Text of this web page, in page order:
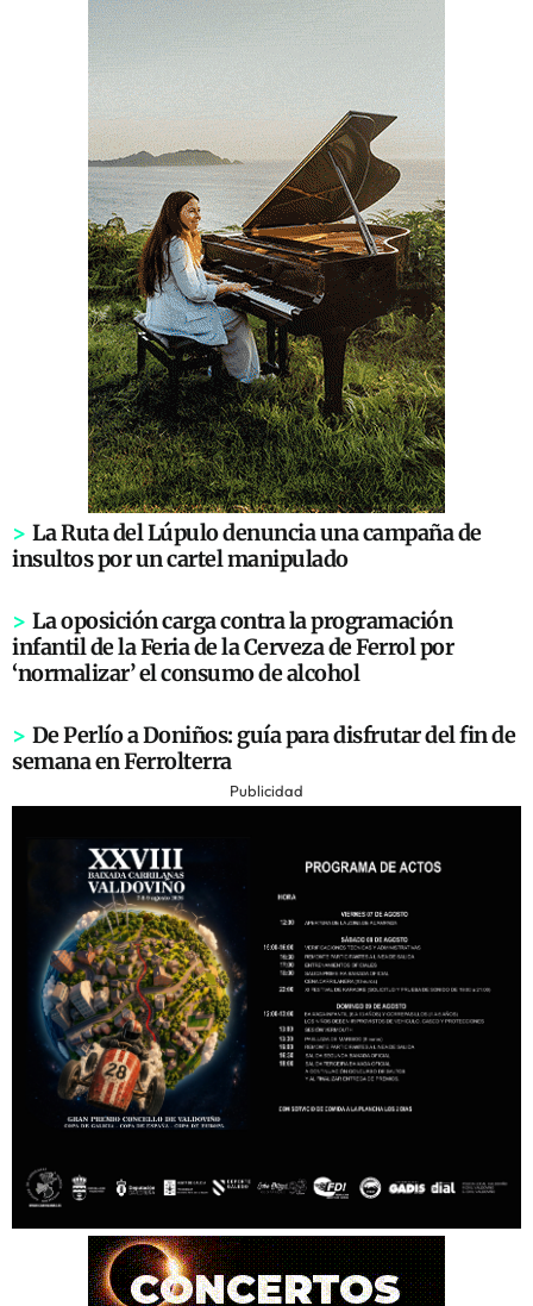
> La Ruta del Lúpulo denuncia una campaña de
insultos por un cartel manipulado
> La oposición carga contra la programación
infantil de la Feria de la Cerveza de Ferrol por
‘normalizar’ el consumo de alcohol
> De Perlío a Doniños: guía para disfrutar del fin de
semana en Ferrolterra
Publicidad